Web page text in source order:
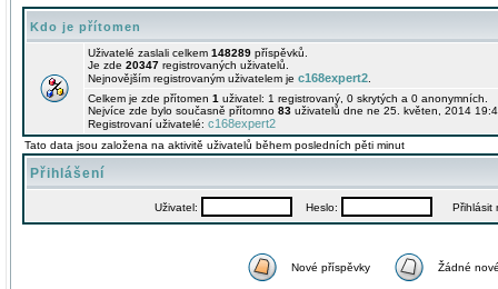
Kdo je přítomen
Uživatelé zaslali celkem 148289 příspěvků.
Je zde 20347 registrovaných uživatelů.
Nejnovějším registrovaným uživatelem je c168expert2
Celkem je zde přítomen 1 uživatel: 1 registrovaný, 0 skrytých a 0
Nejvíce zde bylo současně přítomno 83 uživatelů dne ne 25. květen, 2014
Registrovaní uživatelé: c168expert2
Tato data jsou založena na aktivitě uživatelů během posledních pěti minut
Přihlášení
Uživatel: Heslo: Přihlásit
Nové příspěvky Žádné